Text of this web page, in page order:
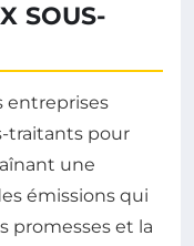
SOUS-
entreprises
traitants pour
une
émissions qui
promesses et la